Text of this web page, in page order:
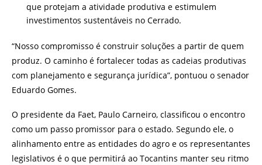
que protejam a atividade produtiva e estimulem
investimentos sustentáveis no Cerrado.
“Nosso compromisso é construir soluções a partir de quem
produz. O caminho é fortalecer todas as cadeias produtivas
com planejamento e segurança jurídica”, pontuou o senador
Eduardo Gomes.
O presidente da Faet, Paulo Carneiro, classificou o encontro
como um passo promissor para o estado. Segundo ele, o
alinhamento entre as entidades do agro e os representantes
legislativos é o que permitirá ao Tocantins manter seu ritmo